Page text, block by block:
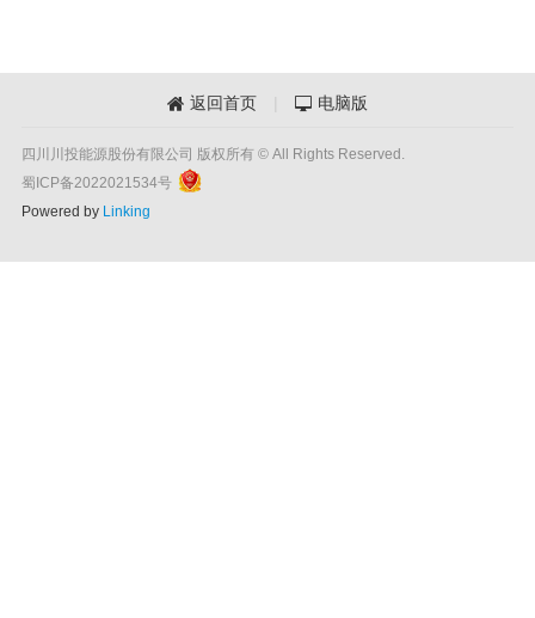
 返回首页  电脑版
四川川投能源股份有限公司 版权所有 © All Rights Reserved.
蜀ICP备2022021534号
Powered by Linking